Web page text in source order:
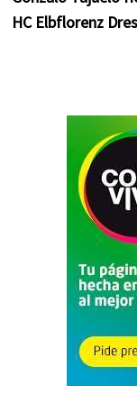
HC Elbflorenz